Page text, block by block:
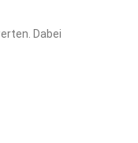
Dabei